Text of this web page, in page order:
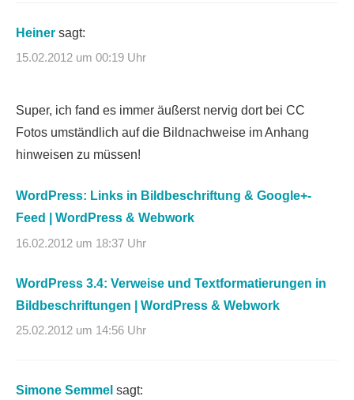
Heiner sagt:
15.02.2012 um 00:19 Uhr
Super, ich fand es immer äußerst nervig dort bei CC
Fotos umständlich auf die Bildnachweise im Anhang
hinweisen zu müssen!
WordPress: Links in Bildbeschriftung & Google+-
Feed | WordPress & Webwork
16.02.2012 um 18:37 Uhr
WordPress 3.4: Verweise und Textformatierungen in
Bildbeschriftungen | WordPress & Webwork
25.02.2012 um 14:56 Uhr
Simone Semmel sagt: